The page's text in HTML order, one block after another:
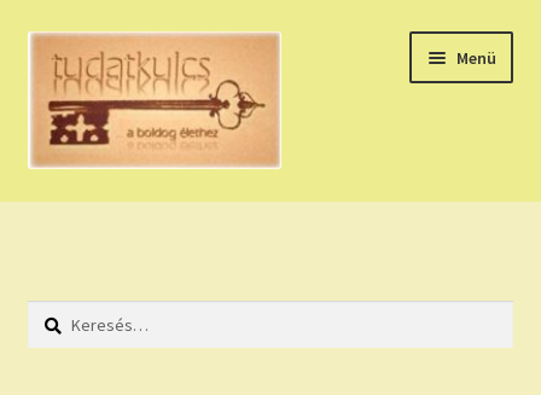
Ugrás
navigációhoz
Kilépés
tartalomba
Menü
HÚZZ EGY KÁRTYÁT!
HOLDNAPTÁR
Keresés: